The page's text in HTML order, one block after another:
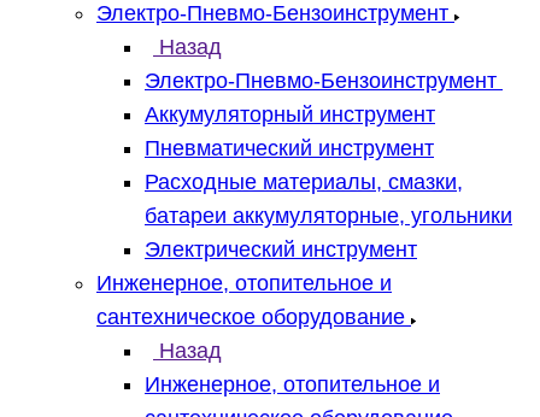
Электро-Пневмо-Бензоинструмент
Назад
Электро-Пневмо-Бензоинструмент
Аккумуляторный инструмент
Пневматический инструмент
Расходные материалы, смазки,
батареи аккумуляторные, угольники
Электрический инструмент
Инженерное, отопительное и
сантехническое оборудование
Назад
Инженерное, отопительное и